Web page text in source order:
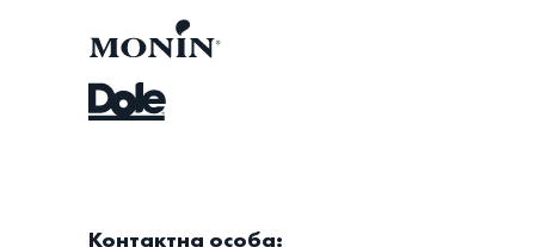
Контактна особа: